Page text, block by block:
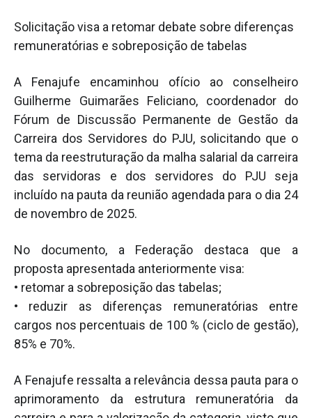
Solicitação visa a retomar debate sobre diferenças
remuneratórias e sobreposição de tabelas
A Fenajufe encaminhou ofício ao conselheiro
Guilherme Guimarães Feliciano, coordenador do
Fórum de Discussão Permanente de Gestão da
Carreira dos Servidores do PJU, solicitando que o
tema da reestruturação da malha salarial da carreira
das servidoras e dos servidores do PJU seja
incluído na pauta da reunião agendada para o dia 24
de novembro de 2025.
No documento, a Federação destaca que a
proposta apresentada anteriormente visa:
• retomar a sobreposição das tabelas;
• reduzir as diferenças remuneratórias entre
cargos nos percentuais de 100 % (ciclo de gestão),
85% e 70%.
A Fenajufe ressalta a relevância dessa pauta para o
aprimoramento da estrutura remuneratória da